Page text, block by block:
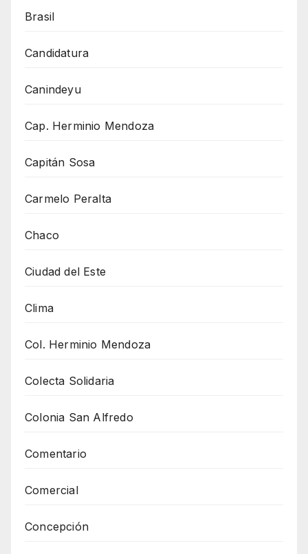
Brasil
Candidatura
Canindeyu
Cap. Herminio Mendoza
Capitán Sosa
Carmelo Peralta
Chaco
Ciudad del Este
Clima
Col. Herminio Mendoza
Colecta Solidaria
Colonia San Alfredo
Comentario
Comercial
Concepción